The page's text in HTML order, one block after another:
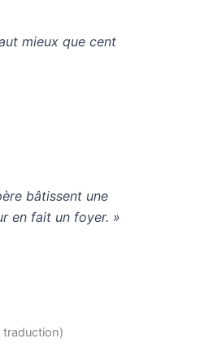
mieux que cent
bâtissent une
en fait un foyer. »
traduction)